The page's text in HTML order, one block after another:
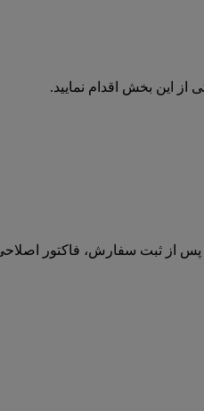
این بخش اقدام نمایید.
پس از ثبت سفارش، فاکتور